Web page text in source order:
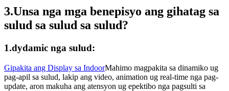
3.Unsa nga mga benepisyo ang gihatag sa
sulud sa sulud sa sulud?
1.dydamic nga sulud:
Gipakita ang Display sa IndoorMahimo magpakita sa dinamiko ug
pag-apil sa sulud, lakip ang video, animation ug real-time nga pag-
update, aron makuha ang atensyon ug epektibo nga pagsulti sa